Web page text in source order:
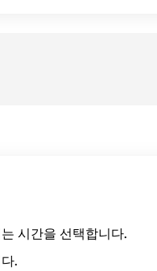
시간을 선택합니다.
.